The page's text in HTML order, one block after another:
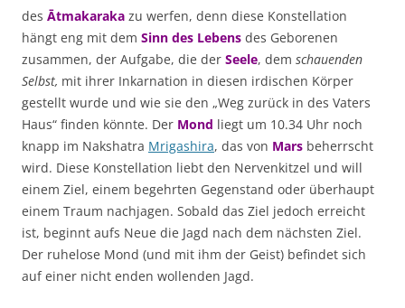
des Ātmakaraka zu werfen, denn diese Konstellation
hängt eng mit dem Sinn des Lebens des Geborenen
zusammen, der Aufgabe, die der Seele, dem schauenden
Selbst, mit ihrer Inkarnation in diesen irdischen Körper
gestellt wurde und wie sie den „Weg zurück in des Vaters
Haus“ finden könnte. Der Mond liegt um 10.34 Uhr noch
knapp im Nakshatra Mrigashira, das von Mars beherrscht
wird. Diese Konstellation liebt den Nervenkitzel und will
einem Ziel, einem begehrten Gegenstand oder überhaupt
einem Traum nachjagen. Sobald das Ziel jedoch erreicht
ist, beginnt aufs Neue die Jagd nach dem nächsten Ziel.
Der ruhelose Mond (und mit ihm der Geist) befindet sich
auf einer nicht enden wollenden Jagd.